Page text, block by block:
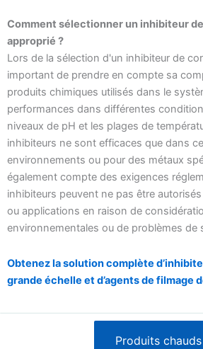
Comment sélectionner un inhibiteur
approprié ?
Lors de la sélection d'un inhibiteur de
important de prendre en compte sa
produits chimiques utilisés dans le
performances dans différentes
niveaux de pH et les plages de
inhibiteurs ne sont efficaces que dans
environnements ou pour des métaux
également compte des exigences
inhibiteurs peuvent ne pas être
ou applications en raison de
environnementales ou de problèmes de
Obtenez la solution complète
grande échelle et d’agents de filmage
Produits chauds